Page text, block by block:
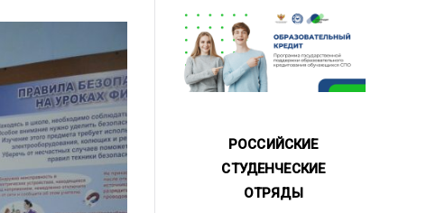
РОССИЙСКИЕ
СТУДЕНЧЕСКИЕ
ОТРЯДЫ